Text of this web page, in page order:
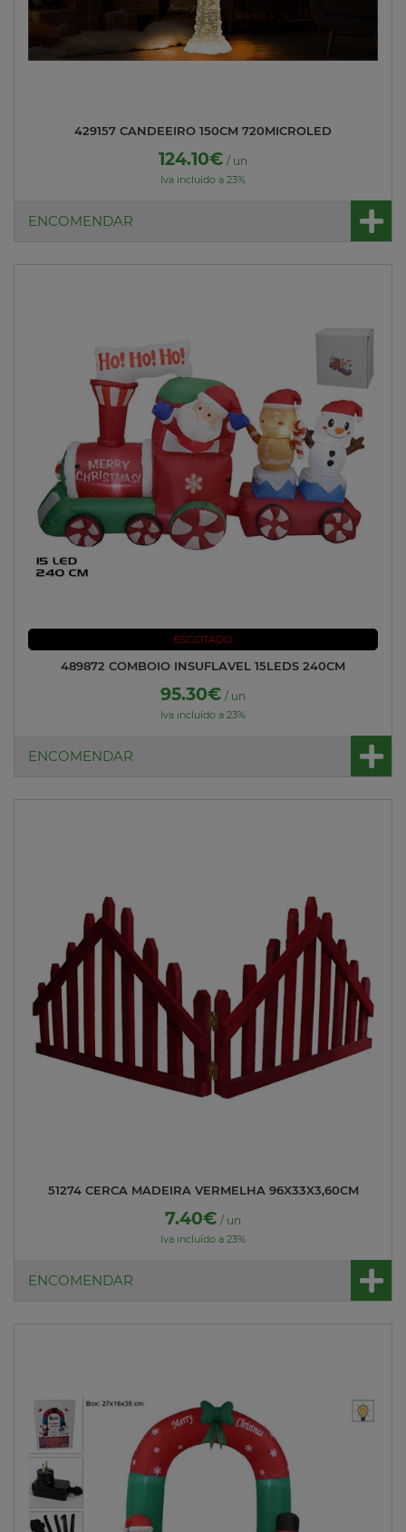
429157 CANDEEIRO 150CM 720MICROLED
124.10€ / un
Iva incluído a 23%
ENCOMENDAR
ESGOTADO
489872 COMBOIO INSUFLAVEL 15LEDS 240CM
95.30€ / un
Iva incluído a 23%
ENCOMENDAR
51274 CERCA MADEIRA VERMELHA 96X33X3,60CM
7.40€ / un
Iva incluído a 23%
ENCOMENDAR